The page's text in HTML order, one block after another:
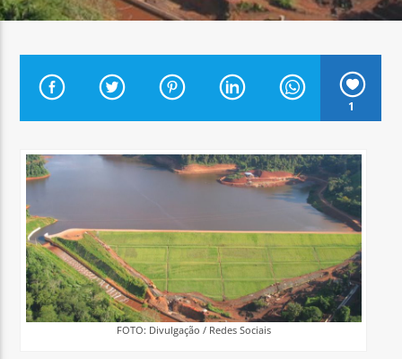
Arara Azul FM
1
TRAGÉDIA:
TRABALHADOR
MORRE
EM
ACIDENTE
DE
TRABALHOFOTO: Divulgação / Redes Sociais